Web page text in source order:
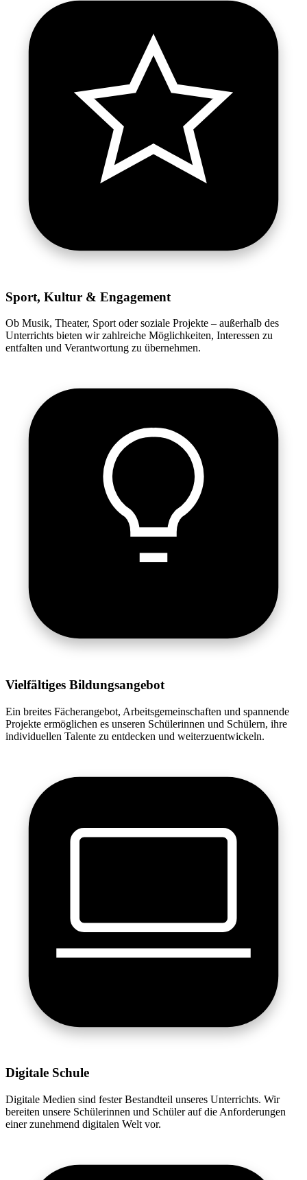
Sport, Kultur & Engagement
Ob Musik, Theater, Sport oder soziale Projekte – außerhalb des
Unterrichts bieten wir zahlreiche Möglichkeiten, Interessen zu
entfalten und Verantwortung zu übernehmen.
Vielfältiges Bildungsangebot
Ein breites Fächerangebot, Arbeitsgemeinschaften und spannende
Projekte ermöglichen es unseren Schülerinnen und Schülern, ihre
individuellen Talente zu entdecken und weiterzuentwickeln.
Digitale Schule
Digitale Medien sind fester Bestandteil unseres Unterrichts. Wir
bereiten unsere Schülerinnen und Schüler auf die Anforderungen
einer zunehmend digitalen Welt vor.